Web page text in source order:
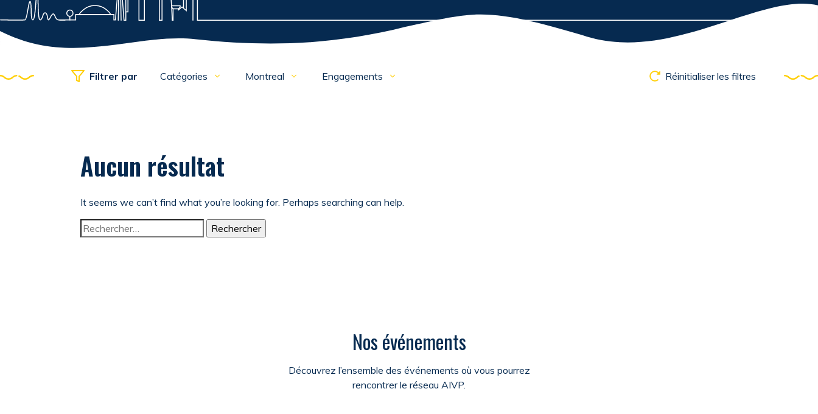
Filtrer par Catégories Montreal Engagements Réinitialiser les filtres
Aucun résultat
It seems we can’t find what you’re looking for. Perhaps searching can help.
Rechercher :
Nos événements
Découvrez l’ensemble des événements où vous pourrez
rencontrer le réseau AIVP.